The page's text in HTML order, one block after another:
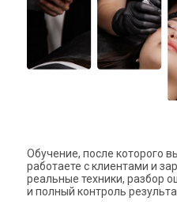
Обучение, после которого
работаете с клиентами и
реальные техники, разбор
и полный контроль